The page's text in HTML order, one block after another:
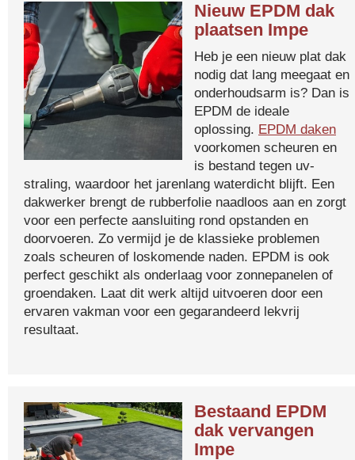
Nieuw EPDM dak
plaatsen Impe
Heb je een nieuw plat dak
nodig dat lang meegaat en
onderhoudsarm is? Dan is
EPDM de ideale
oplossing. EPDM daken
voorkomen scheuren en
is bestand tegen uv-
straling, waardoor het jarenlang waterdicht blijft. Een
dakwerker brengt de rubberfolie naadloos aan en zorgt
voor een perfecte aansluiting rond opstanden en
doorvoeren. Zo vermijd je de klassieke problemen
zoals scheuren of loskomende naden. EPDM is ook
perfect geschikt als onderlaag voor zonnepanelen of
groendaken. Laat dit werk altijd uitvoeren door een
ervaren vakman voor een gegarandeerd lekvrij
resultaat.
Bestaand EPDM
dak vervangen
Impe